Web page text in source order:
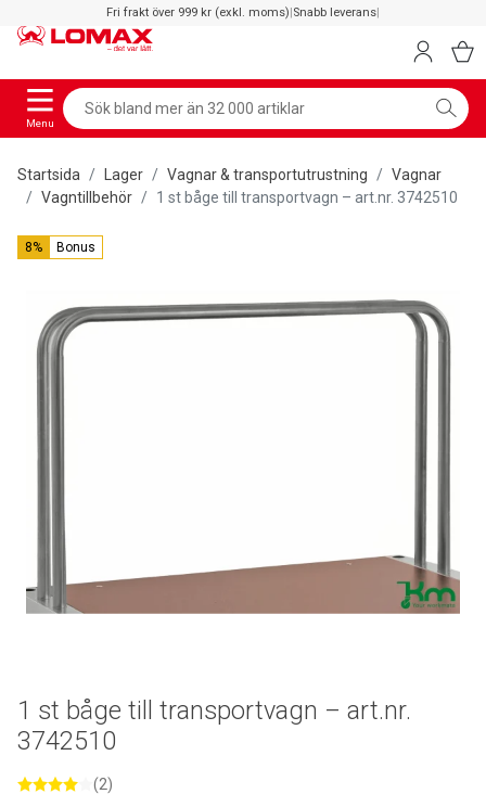
Fri frakt över 999 kr (exkl. moms)|Snabb leverans|
Menu
Startsida Lager Vagnar & transportutrustning
Vagnar
Vagntillbehör
1 st båge till transportvagn – art.nr. 3742510
8% Bonus
1 st båge till transportvagn – art.nr.
3742510
(2)